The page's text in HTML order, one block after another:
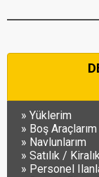
Yüklerim
Boş Araçlarım
Navlunlarım
Satılık /
Personel